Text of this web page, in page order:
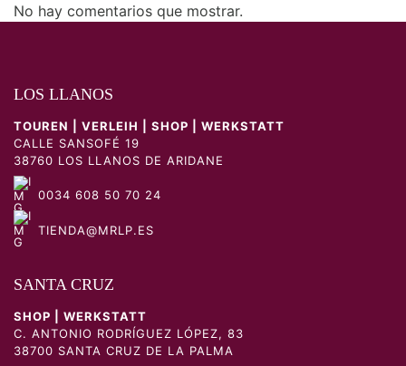
No hay comentarios que mostrar.
LOS LLANOS
TOUREN | VERLEIH | SHOP | WERKSTATT
CALLE SANSOFÉ 19
38760 LOS LLANOS DE ARIDANE
0034 608 50 70 24
TIENDA@MRLP.ES
SANTA CRUZ
SHOP | WERKSTATT
C. ANTONIO RODRÍGUEZ LÓPEZ, 83
38700 SANTA CRUZ DE LA PALMA